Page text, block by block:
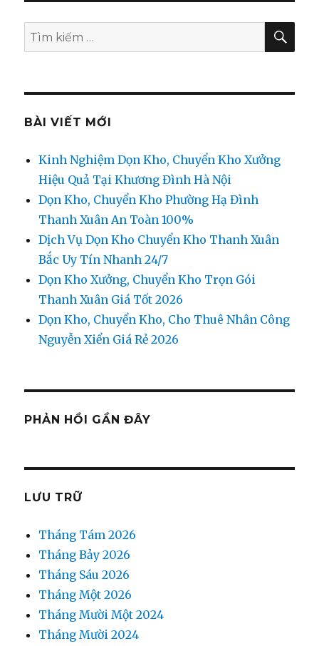
Tìm
kiếm:
TÌM
BÀI VIẾT MỚI
Kinh Nghiệm Dọn Kho, Chuyển Kho Xưởng
Hiệu Quả Tại Khương Đình Hà Nội
Dọn Kho, Chuyển Kho Phường Hạ Đình
Thanh Xuân An Toàn 100%
Dịch Vụ Dọn Kho Chuyển Kho Thanh Xuân
Bắc Uy Tín Nhanh 24/7
Dọn Kho Xưởng, Chuyển Kho Trọn Gói
Thanh Xuân Giá Tốt 2026
Dọn Kho, Chuyển Kho, Cho Thuê Nhân Công
Nguyễn Xiển Giá Rẻ 2026
PHẢN HỒI GẦN ĐÂY
LƯU TRỮ
Tháng Tám 2026
Tháng Bảy 2026
Tháng Sáu 2026
Tháng Một 2026
Tháng Mười Một 2024
Tháng Mười 2024